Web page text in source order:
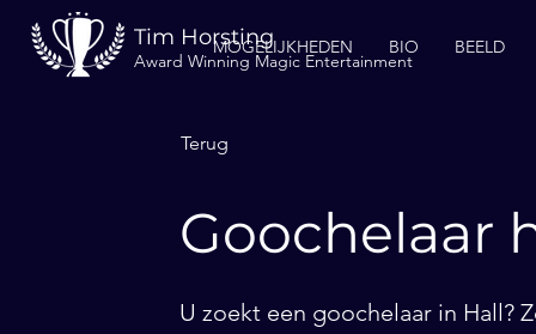
Tim Horsting
Award Winning Magic Entertainment
MOGELIJKHEDEN BIO BEELD
Terug
Goochelaar
U zoekt een goochelaar in Hall?